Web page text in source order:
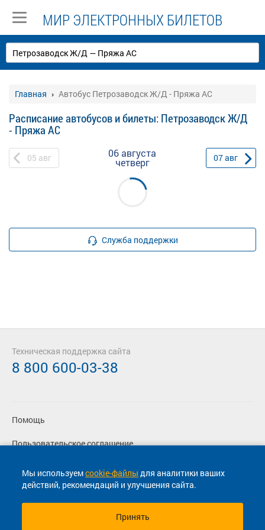
МИР ЭЛЕКТРОННЫХ БИЛЕТОВ
Главная Автобус Петрозаводск Ж/Д - Пряжа АС
Расписание автобусов и билеты: Петрозаводск Ж/Д
- Пряжа АС
05 авг 06 августа
четверг 07авг
Служба поддержки
Мы используемcookie-файлы для аналитики ваших
действий, рекомендаций и улучшения сайта.
Принять
Помощь
Пользовательское соглашение
Политика конфиденциальности
Согласие на маркетинговые сообщения
Техническая поддержка сайта
8 800 600-03-38
© 2013-2026, ООО "Капитал"- Онлайн сервис продажи